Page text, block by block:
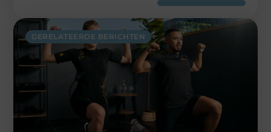
GERELATEERDE BERICHTEN